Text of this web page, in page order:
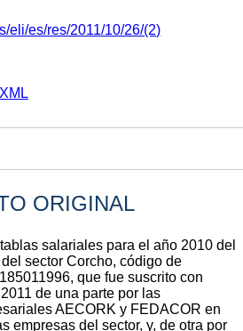
eli/es/res/2011/10/26/(2)
XML
ORIGINAL
salariales para el año 2010 del
sector Corcho, código de
que fue suscrito con
de una parte por las
AECORK y FEDACOR en
empresas del sector, y, de otra por